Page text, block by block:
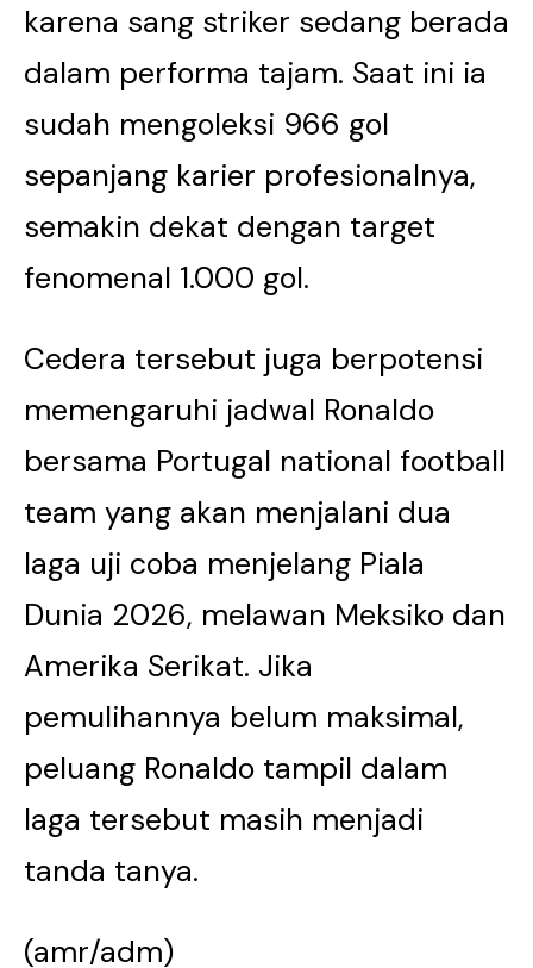
karena sang striker sedang berada
dalam performa tajam. Saat ini ia
sudah mengoleksi 966 gol
sepanjang karier profesionalnya,
semakin dekat dengan target
fenomenal 1.000 gol.
Cedera tersebut juga berpotensi
memengaruhi jadwal Ronaldo
bersama Portugal national football
team yang akan menjalani dua
laga uji coba menjelang Piala
Dunia 2026, melawan Meksiko dan
Amerika Serikat. Jika
pemulihannya belum maksimal,
peluang Ronaldo tampil dalam
laga tersebut masih menjadi
tanda tanya.
(amr/adm)